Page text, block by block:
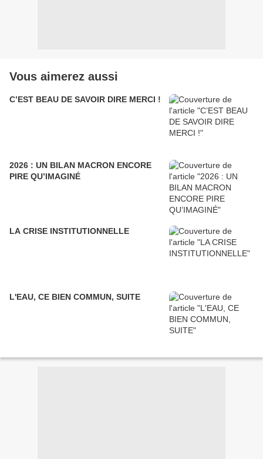
Vous aimerez aussi
C’EST BEAU DE SAVOIR DIRE MERCI !
2026 : UN BILAN MACRON ENCORE
PIRE QU’IMAGINÉ
LA CRISE INSTITUTIONNELLE
L'EAU, CE BIEN COMMUN, SUITE